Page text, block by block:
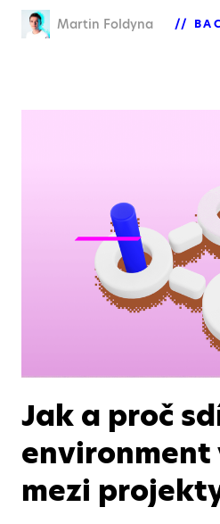
Martin Foldyna
Jak a proč
mezi